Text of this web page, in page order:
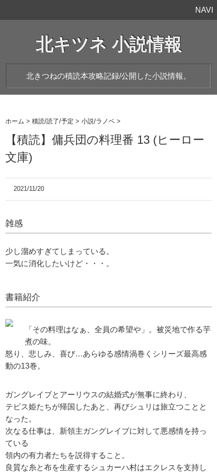
NAVI
北キツネ 小説情報
北きつねの積読本攻略記録/公開した小説情報。
ホーム >積読/読了/予定 >小説/ラノベ >
【積読】傭兵団の料理番 13 (ヒーロー
文庫)
2021/11/20
雑感
少し溜めすぎてしまっている。
一気に消化したいけど・・・。
書籍紹介
「その料理はなぁ、全員の希望や」。被災地で作る芋
煮の味。
怒り、悲しみ、喜び…あらゆる感情渦巻くシリーズ最高感
動の13巻。
ガングレイブとアーリウスの結婚式が無事に終わり、
テビス姫たちが帰国したあと、再びシュリは旅立つことと
なった。
次なる仕事は、新領主ガングレイブに対して悪感情を持っ
ている
領内の有力者たちを説得すること。
良質な糸と布を生産するシュカーハ村はエクレスを支持し